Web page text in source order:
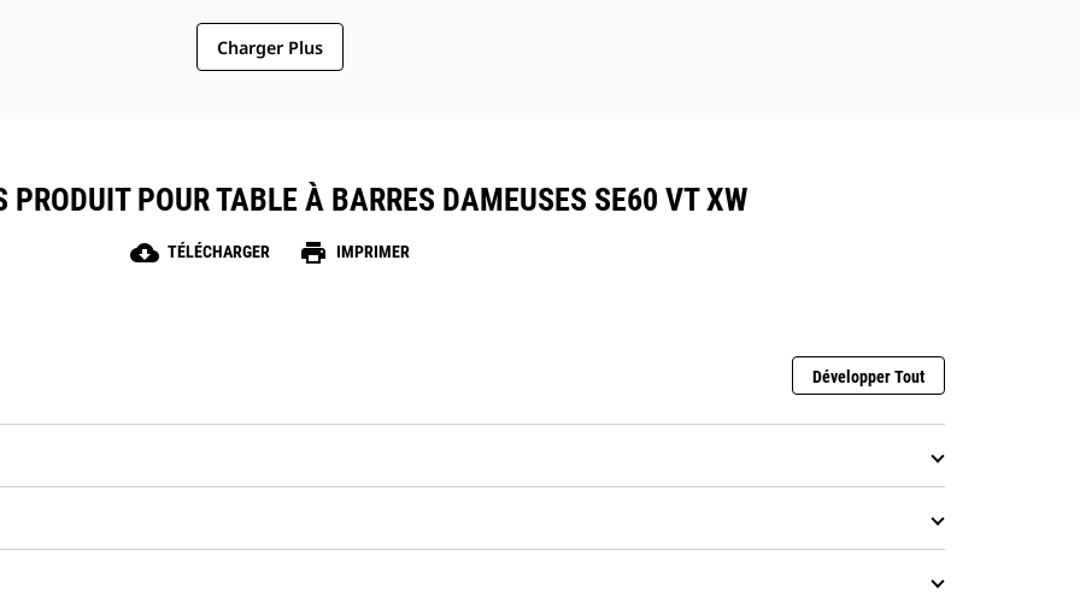
Charger Plus
PRODUIT POUR TABLE À BARRES DAMEUSES SE60 VT XW
cloud_download TÉLÉCHARGER print IMPRIMER
Développer Tout